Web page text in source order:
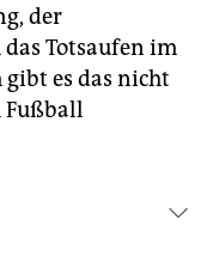
der
Totsaufen im
gibt es das nicht
Fußball